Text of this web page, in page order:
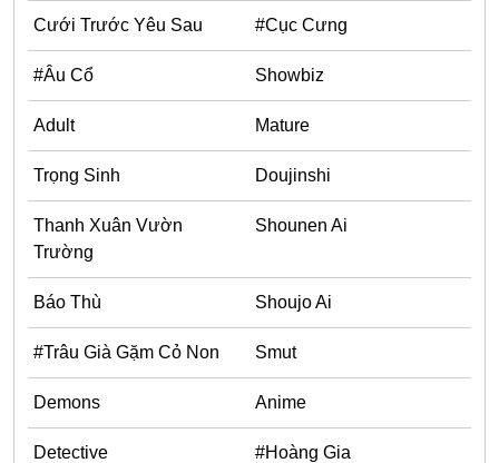
Huyền Huyễn
Isekai
#Chiếm Hữu Mạnh Mẽ
Magic
#Ngược Tâm
Gender Bender
One Shot
Cưới Trước Yêu Sau #Cục Cưng
#Âu Cổ Showbiz
Adult Mature
Trọng Sinh Doujinshi
Thanh Xuân Vườn
Trường
Shounen Ai
Báo Thù Shoujo Ai
#Trâu Già Gặm Cỏ Non Smut
Demons Anime
Detective #Hoàng Gia